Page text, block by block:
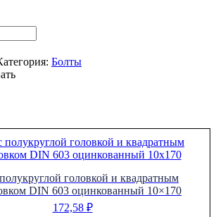
Болты
головкой и квадратным
DIN 603 оцинкованный 10×170
172,58 ₽